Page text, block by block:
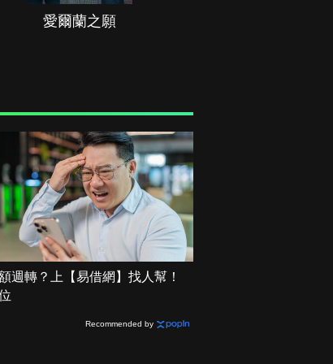
愛爾蘭之願
週轉？上【易借網】找人幫！
Recommended by